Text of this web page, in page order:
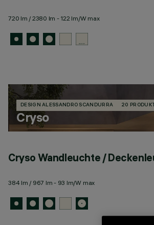
720 lm / 2380 lm - 122 lm/W max
DESIGN ALESSANDRO SCANDURRA 20
Cryso
Cryso Wandleuchte /
384 lm / 967 lm - 93 lm/W max